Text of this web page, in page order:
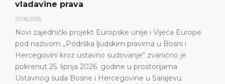
i Vijeća Europe
u Bosni i
zvanično je
prostorijama
u Sarajevu.
Ustavnog suda u 2025. godini,
Ustavni sud suočava
nepopunjenosti sudačkog
DETALJNIJE